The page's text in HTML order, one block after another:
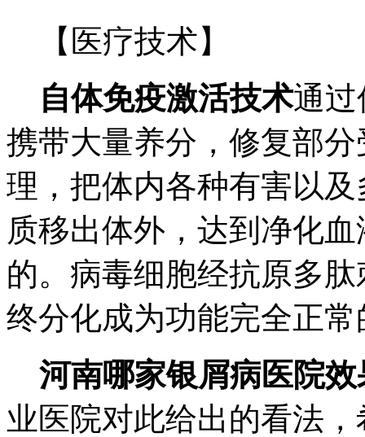
【医疗技术】
自体免疫激活技术通过
携带大量养分，修复部
理，把体内各种有害以
质移出体外，达到净化
的。病毒细胞经抗原多
终分化成为功能完全正
河南哪家银屑病医院效
业医院对此给出的看法